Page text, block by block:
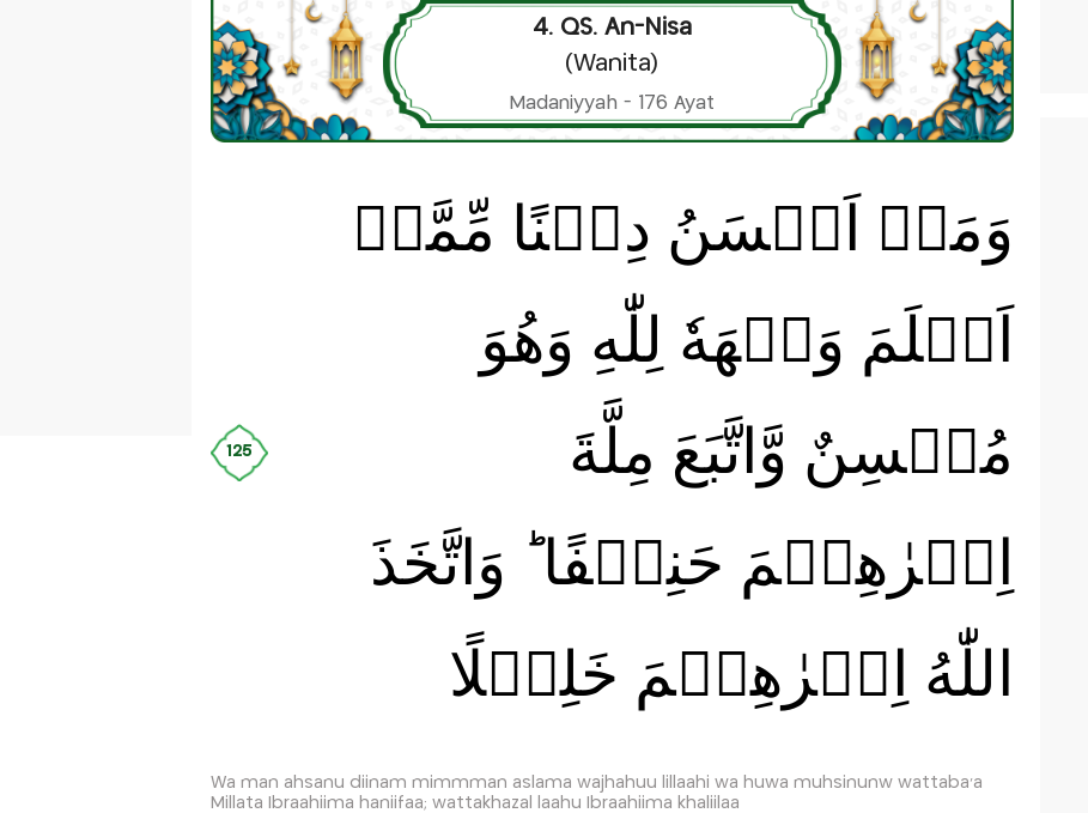
4. QS. An-Nisa
(Wanita)
Madaniyyah - 176 Ayat
125
وَمَنۡ اَحۡسَنُ دِيۡنًا مِّمَّنۡ
اَسۡلَمَ وَجۡهَهٗ لِلّٰهِ وَهُوَ
مُحۡسِنٌ وَّاتَّبَعَ مِلَّةَ
اِبۡرٰهِيۡمَ حَنِيۡفًا‌ ؕ وَاتَّخَذَ
اللّٰهُ اِبۡرٰهِيۡمَ خَلِيۡلًا
Wa man ahsanu diinam mimmman aslama wajhahuu lillaahi wa huwa muhsinunw wattaba'a
Millata Ibraahiima haniifaa; wattakhazal laahu Ibraahiima khaliilaa